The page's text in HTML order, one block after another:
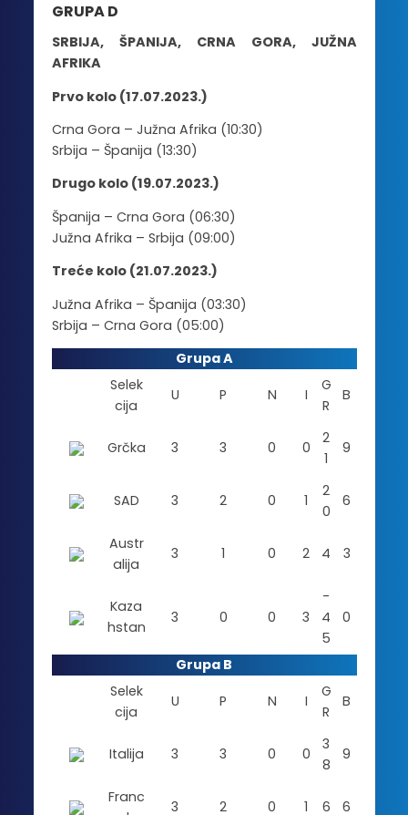
GRUPAD
SRBIJA, ŠPANIJA, CRNA GORA, JUŽNA
AFRIKA
Prvo kolo (17.07.2023.)
Crna Gora – Južna Afrika (10:30)
Srbija – Španija (13:30)
Drugo kolo (19.07.2023.)
Španija – Crna Gora (06:30)
Južna Afrika – Srbija (09:00)
Treće kolo (21.07.2023.)
Južna Afrika – Španija (03:30)
Srbija – Crna Gora (05:00)
Grupa A
Selek
cija
U P N I
G
R
B
Grčka 3 3 0 0
2
1
9
SAD 3 2 0 1
2
0
6
Austr
alija
3 1 0 2 4 3
Kaza
hstan
3 0 0 3
-
4
5
0
Grupa B
Selek
cija
U P N I
G
R
B
Italija 3 3 0 0
3
8
9
Franc
3 2 0 1 6 6